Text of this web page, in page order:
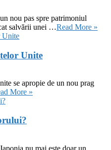
nou pas spre patrimoniul
salvării unei …Read More »
Unite
se apropie de un nou prag
More »
nu mai este doar un